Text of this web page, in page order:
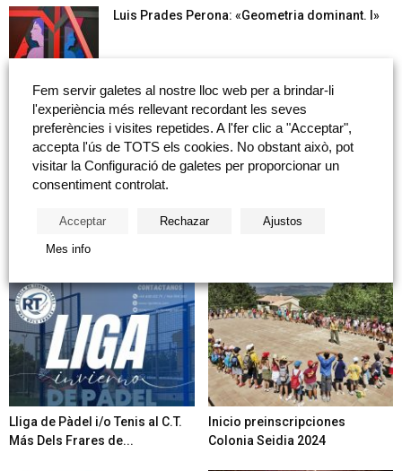
Luis Prades Perona: «Geometria dominant. I»
Bankia i Fundació Caixa Castelló secunden amb
Cargar més
NOTICIAS DESTACADAS
Lliga de Pàdel i/o Tenis al C.T.
Más Dels Frares de...
Inicio preinscripciones
Colonia Seidia 2024
Fem servir galetes al nostre lloc web per a brindar-li
l'experiència més rellevant recordant les seves
preferències i visites repetides. A l'fer clic a "Acceptar",
accepta l'ús de TOTS els cookies. No obstant això, pot
visitar la Configuració de galetes per proporcionar un
consentiment controlat.
Acceptar Rechazar Ajustos
Mes info